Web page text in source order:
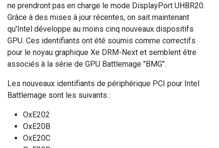
ne prendront pas en charge le mode DisplayPort UHBR20.
Grâce à des mises à jour récentes, on sait maintenant
qu'Intel développe au moins cinq nouveaux dispositifs
GPU. Ces identifiants ont été soumis comme correctifs
pour le noyau graphique Xe DRM-Next et semblent être
associés à la série de GPU Battlemage "BMG".
Les nouveaux identifiants de périphérique PCI pour Intel
Battlemage sont les suivants :
OxE202
OxE20B
OxE20C